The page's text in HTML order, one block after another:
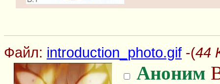
Файл: introduction_photo.gif-(44
Аноним